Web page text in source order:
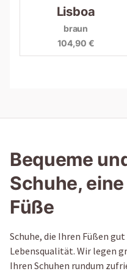
Lisboa
braun
104,90 €
Bequeme
Schuhe,
Füße
Schuhe, die Ihren Füßen
Lebensqualität. Wir legen
Ihren Schuhen rundum